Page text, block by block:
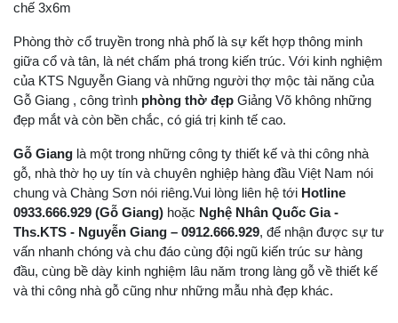
chế 3x6m
Phòng thờ cổ truyền trong nhà phố là sự kết hợp thông minh
giữa cổ và tân, là nét chấm phá trong kiến trúc. Với kinh nghiệm
của KTS Nguyễn Giang và những người thợ mộc tài năng của
Gỗ Giang , công trình phòng thờ đẹp Giảng Võ không những
đẹp mắt và còn bền chắc, có giá trị kinh tế cao.
Gỗ Giang là một trong những công ty thiết kế và thi công nhà
gỗ, nhà thờ họ uy tín và chuyên nghiệp hàng đầu Việt Nam nói
chung và Chàng Sơn nói riêng.Vui lòng liên hệ tới Hotline
0933.666.929 (Gỗ Giang) hoặc Nghệ Nhân Quốc Gia -
Ths.KTS - Nguyễn Giang – 0912.666.929, để nhận được sự tư
vấn nhanh chóng và chu đáo cùng đội ngũ kiến trúc sư hàng
đầu, cùng bề dày kinh nghiệm lâu năm trong làng gỗ về thiết kế
và thi công nhà gỗ cũng như những mẫu nhà đẹp khác.